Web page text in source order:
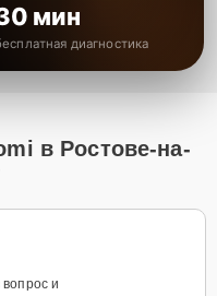
мин
диагностика
в Ростове-на-
и